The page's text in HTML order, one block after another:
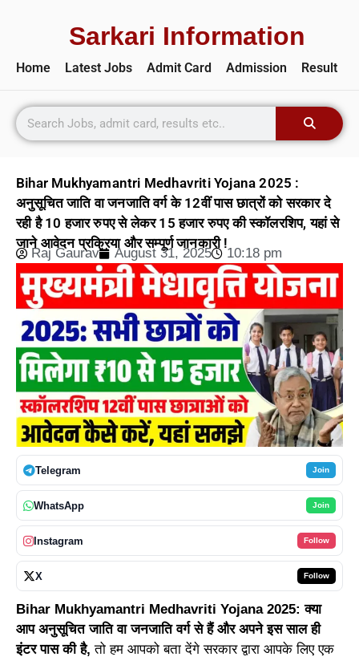
Sarkari Information
Home Latest Jobs Admit Card Admission Result
Bihar Mukhyamantri Medhavriti Yojana 2025 :
अनुसूचित जाति वा जनजाति वर्ग के 12वीं पास छात्रों को सरकार दे
रही है 10 हजार रुपए से लेकर 15 हजार रुपए की स्कॉलरशिप, यहां से
जाने आवेदन प्रक्रिया और सम्पूर्ण जानकारी !
Raj Gaurav August 31, 2025 10:18 pm
Telegram Join
WhatsApp Join
Instagram Follow
X Follow
Bihar Mukhyamantri Medhavriti Yojana 2025: क्या
आप अनुसूचित जाति वा जनजाति वर्ग से हैं और अपने इस साल ही
इंटर पास की है, तो हम आपको बता देंगे सरकार द्वारा आपके लिए एक